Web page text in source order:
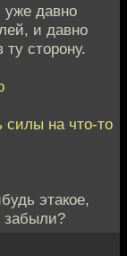
давно
и давно
сторону.
силы на что-то
этакое,
забыли?